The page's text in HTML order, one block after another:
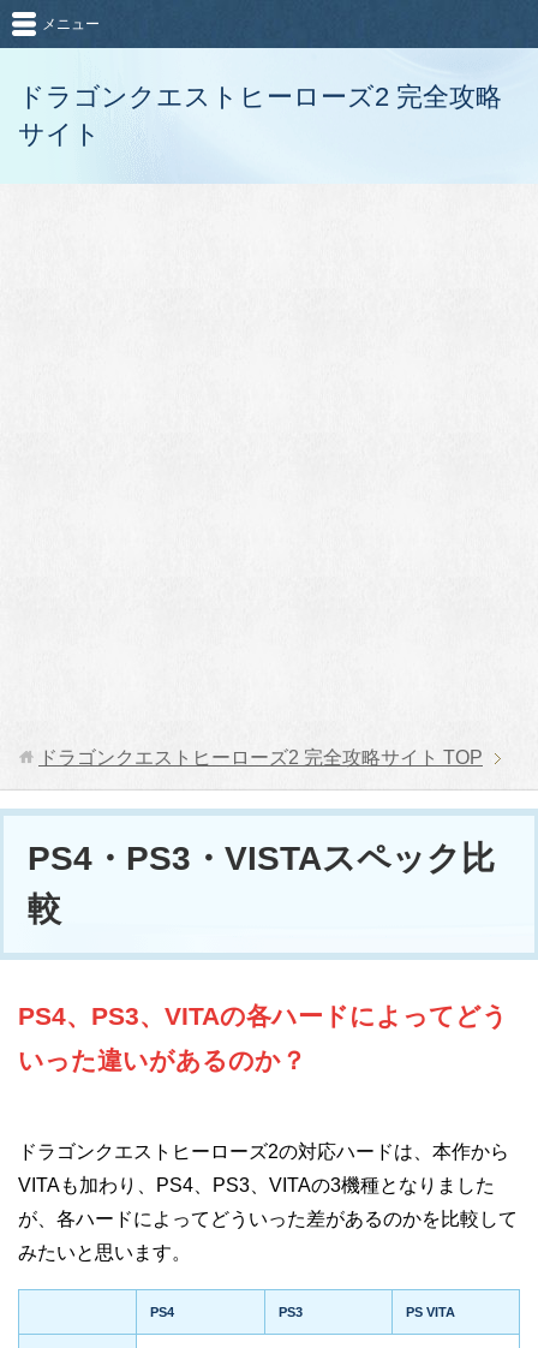
ドラゴンクエストヒーローズ2 完全攻略
サイト
メニュー
ドラゴンクエストヒーローズ2 完全攻略サイト TOP
PS4・PS3・VISTAスペック比
較
PS4、PS3、VITAの各ハードによってどう
いった違いがあるのか？
ドラゴンクエストヒーローズ2の対応ハードは、本作から
VITAも加わり、PS4、PS3、VITAの3機種となりました
が、各ハードによってどういった差があるのかを比較して
みたいと思います。
PS4 PS3 PS VITA